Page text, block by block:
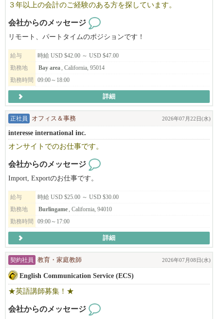
NAŌRUで働く魅力
・時給$30〜（経験・能力により優遇）
・トップスタイリストMiki（中医学博士）から直接学べる環境
・東洋医学・筋膜・経絡理論を取り入れた、他にはない技術が身
につきます
・柔軟なシフト制・日本語が通じる安心の職場
・少人数で落ち着いた、アットホームな雰囲気
▼ご応募はこちら
日本語でMIKIまでご連絡ください！
NAO'RU Beauty Salon
Tel: 408-309-9557 (テキストOK)
Address: 1082 E El Camino Rl. #4, Sunnyvale, CA 94087
ビザサポートについて
長く働いてくださる方、スキルや姿勢がサロンとマッチした方に
は、Eビザサポートも検討可能です（条件あり）。
あなたの「好き」や「経験」を活かして、NAŌRUで、より深く、
美容と健康の世界に触れてみませんか？
ご応募を心よりお待ちしております。
３年以上の会計のご経験のある方を探しています。
会社からのメッセージ
リモート、パートタイムのポジションです！
給与
時給 USD $42.00 ～ USD $47.00
勤務地
Bay area, California, 95014
勤務時間
09:00～18:00
詳細
正社員 オフィス＆事務 2026年07月22日(水)
interesse international inc.
オンサイトでのお仕事です。
会社からのメッセージ
Import, Exportのお仕事です。
給与
時給 USD $25.00 ～ USD $30.00
勤務地
Burlingame, California, 94010
勤務時間
09:00～17:00
詳細
契約社員 教育・家庭教師 2026年07月08日(水)
English Communication Service (ECS)
★英語講師募集！★
会社からのメッセージ